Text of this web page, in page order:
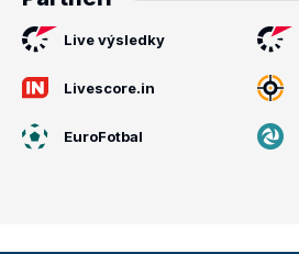
Live výsledky
Livescore.in
EuroFotbal